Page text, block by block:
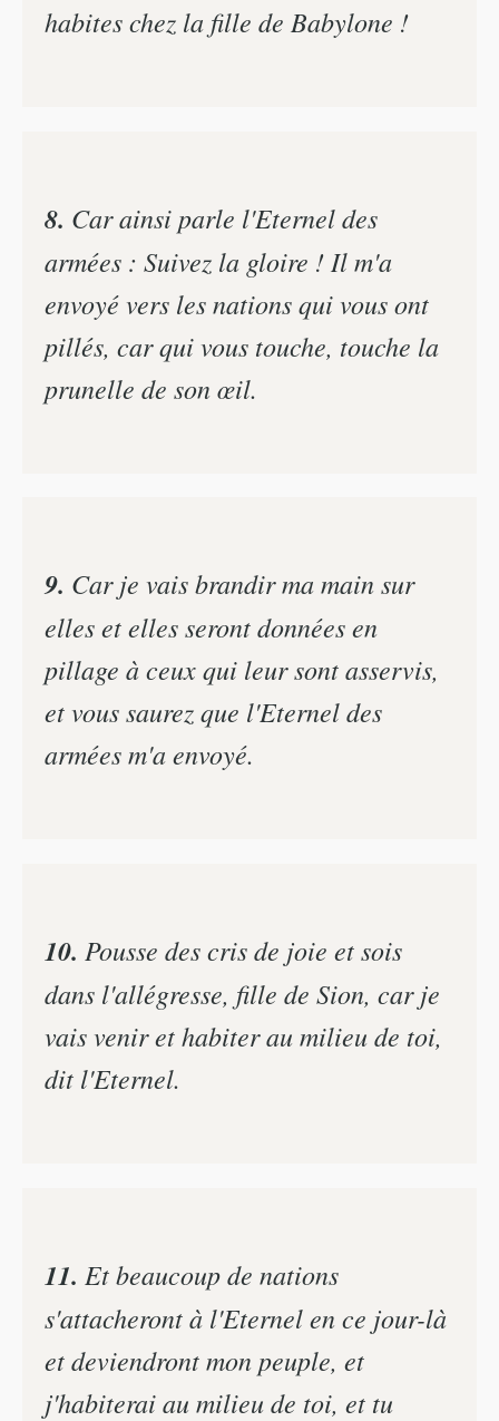
habites chez la fille de Babylone !
8. Car ainsi parle l'Eternel des
armées : Suivez la gloire ! Il m'a
envoyé vers les nations qui vous ont
pillés, car qui vous touche, touche la
prunelle de son œil.
9. Car je vais brandir ma main sur
elles et elles seront données en
pillage à ceux qui leur sont asservis,
et vous saurez que l'Eternel des
armées m'a envoyé.
10. Pousse des cris de joie et sois
dans l'allégresse, fille de Sion, car je
vais venir et habiter au milieu de toi,
dit l'Eternel.
11. Et beaucoup de nations
s'attacheront à l'Eternel en ce jour-là
et deviendront mon peuple, et
j'habiterai au milieu de toi, et tu